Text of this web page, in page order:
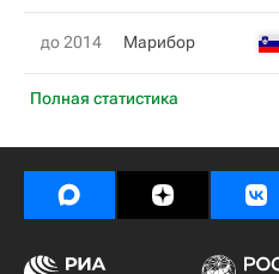
Полная статистика
до 2014 Марибор